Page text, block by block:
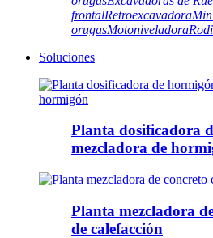
frontalRetroexcavadora
orugasMotoniveladora
Soluciones
Planta dosificadora
mezcladora de
Planta mezcladora
de calefacción